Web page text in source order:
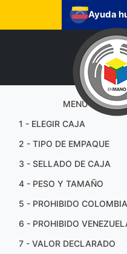
Ayuda
MENÚ
1 - ELEGIR CAJA
2 - TIPO DE EMPAQUE
3 - SELLADO DE CAJA
4 - PESO Y TAMAÑO
5 - PROHIBIDO COLOMBIA
6 - PROHIBIDO
7 - VALOR DECLARADO